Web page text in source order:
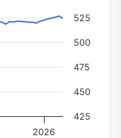
2026
425
450
475
500
525